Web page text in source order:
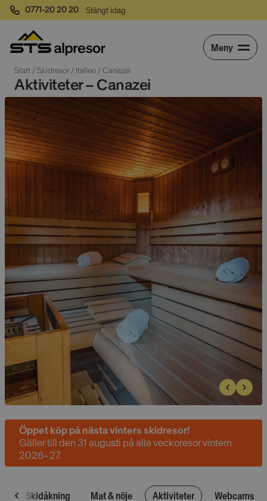
0771-20 20 20 Stängt idag
Meny
Start / Skidresor / Italien / Canazei
Aktiviteter – Canazei
Öppet köp på nästa vinters skidresor!
Gäller till den 31 augusti på alla veckoresor vintern
2026–27.
Skidåkning Mat & nöje Aktiviteter Webcams